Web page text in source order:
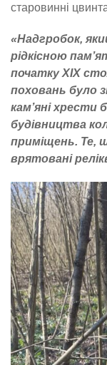
старовинні
«Надгробок,
рідкісною
початку XIX
поховань було
кам’яні хрести
будівництва
приміщень. Те,
врятовані